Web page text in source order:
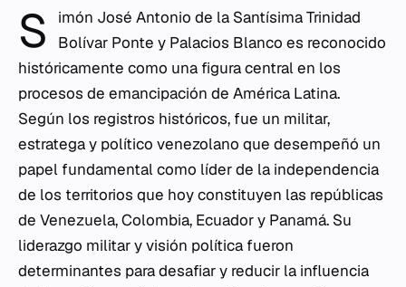
S
imón José Antonio de la Santísima Trinidad
Bolívar Ponte y Palacios Blanco es reconocido
históricamente como una figura central en los
procesos de emancipación de América Latina.
Según los registros históricos, fue un militar,
estratega y político venezolano que desempeñó un
papel fundamental como líder de la independencia
de los territorios que hoy constituyen las repúblicas
de Venezuela, Colombia, Ecuador y Panamá. Su
liderazgo militar y visión política fueron
determinantes para desafiar y reducir la influencia